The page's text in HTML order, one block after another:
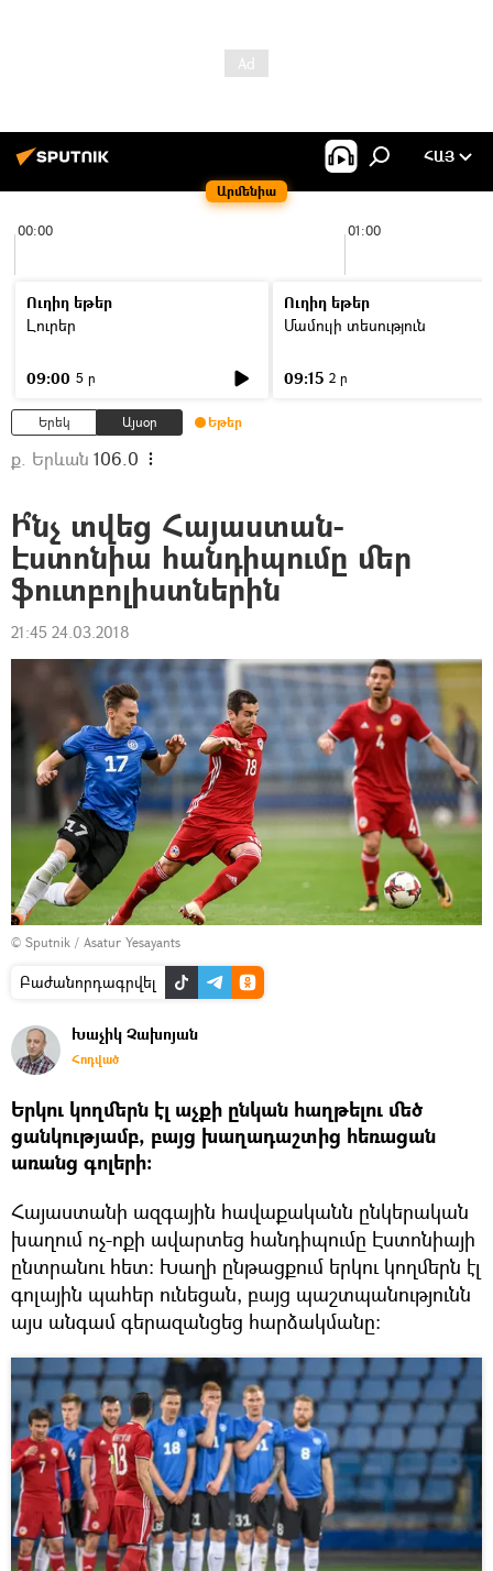
Արմենիա
ՀԱՅ
00:00 01:00
Ուղիղ եթեր
Լուրեր
09:00 5 ր
Ուղիղ եթեր
Մամուլի տեսություն
09:15 2 ր
Երեկ Այսօր Եթեր
ք. Երևան 106.0
Ի՞նչ տվեց Հայաստան-
Էստոնիա հանդիպումը մեր
ֆուտբոլիստներին
21:45 24.03.2018
© Sputnik / Asatur Yesayants
Բաժանորդագրվել
Խաչիկ Չախոյան
Հոդված
Երկու կողմերն էլ աչքի ընկան հաղթելու մեծ
ցանկությամբ, բայց խաղադաշտից հեռացան
առանց գոլերի։
Հայաստանի ազգային հավաքականն ընկերական
խաղում ոչ-ոքի ավարտեց հանդիպումը Էստոնիայի
ընտրանու հետ: Խաղի ընթացքում երկու կողմերն էլ
գոլային պահեր ունեցան, բայց պաշտպանությունն
այս անգամ գերազանցեց հարձակմանը: